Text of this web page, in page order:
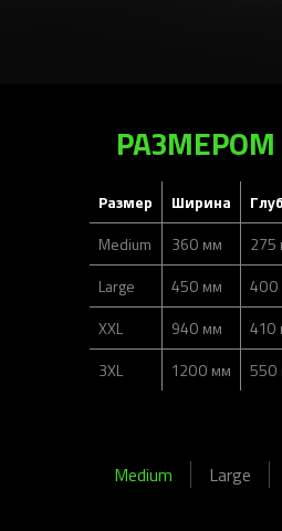
РАЗМЕРОМ
Размер Ширина
Medium 360 мм 275
Large
450 мм 400
XXL
940 мм 410
3XL
1200 мм 550
Medium Large